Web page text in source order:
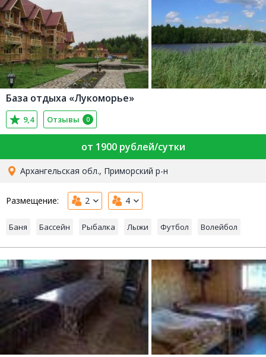
База отдыха «Лукоморье»
9,4 Отзывы 0
от 1900 рублей/сутки
Архангельская обл., Приморский р-н
Размещение: 2 4
Баня Бассейн Рыбалка Лыжи Футбол Волейбол